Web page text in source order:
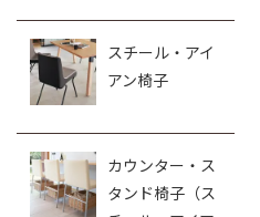
木製チェア（洋
風）
木製チェア（和